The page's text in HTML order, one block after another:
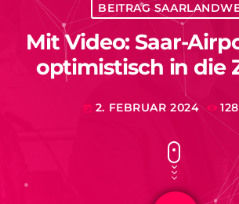
BEITRAG
Mit Video: Saar-
optimistisch in die
today 2. FEBRUAR 2024 128